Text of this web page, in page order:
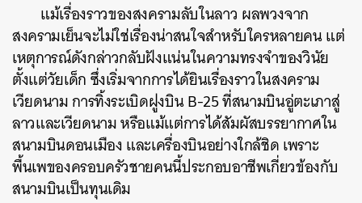
แม้เรื่องราวของสงครามลับในลาว ผลพวงจาก
สงครามเย็นจะไม่ใช่เรื่องน่าสนใจสำหรับใครหลายคน แต่
เหตุการณ์ดังกล่าวกลับฝังแน่นในความทรงจำของวินัย
ตั้งแต่วัยเด็ก ซึ่งเริ่มจากการได้ยินเรื่องราวในสงคราม
เวียดนาม การทิ้งระเบิดฝูงบิน B-25 ที่สนามบินอู่ตะเภาสู่
ลาวและเวียดนาม หรือแม้แต่การได้สัมผัสบรรยากาศใน
สนามบินดอนเมือง และเครื่องบินอย่างใกล้ชิด เพราะ
พื้นเพของครอบครัวชายคนนี้ประกอบอาชีพเกี่ยวข้องกับ
สนามบินเป็นทุนเดิม